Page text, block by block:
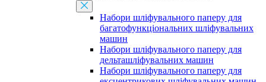
Набори шліфувального паперу для
багатофункціональних шліфувальних
машин
Набори шліфувального паперу для
дельташліфувальних машин
Набори шліфувального паперу для